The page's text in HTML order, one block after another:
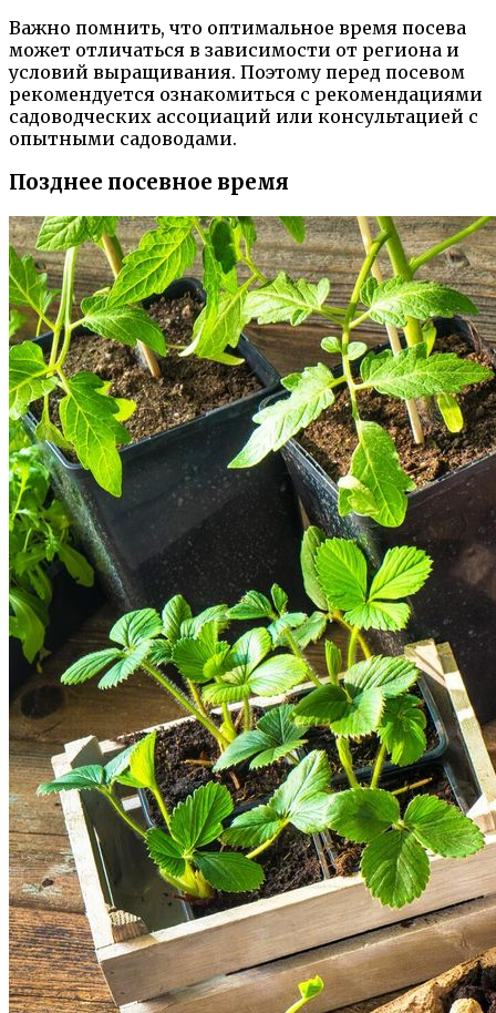
Важно помнить, что оптимальное время посева
может отличаться в зависимости от региона и
условий выращивания. Поэтому перед посевом
рекомендуется ознакомиться с рекомендациями
садоводческих ассоциаций или консультацией с
опытными садоводами.
Позднее посевное время